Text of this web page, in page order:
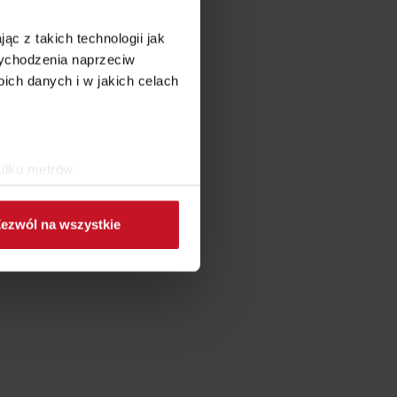
z takich technologii jak
naprzeciw
danych i w jakich celach
metrów
(fingerprinting, czyli
preferencje w
na wszystkie